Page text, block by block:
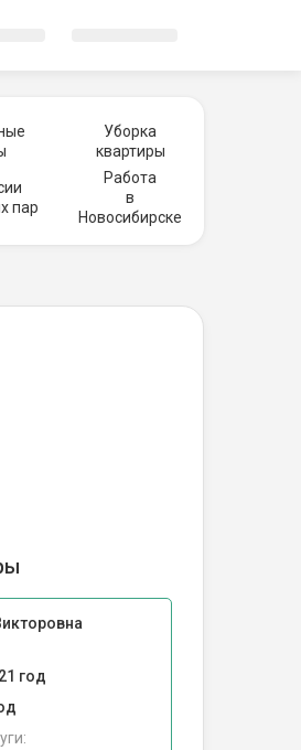
Уборка
квартиры
пар
Работа
в
Новосибирске
21 год